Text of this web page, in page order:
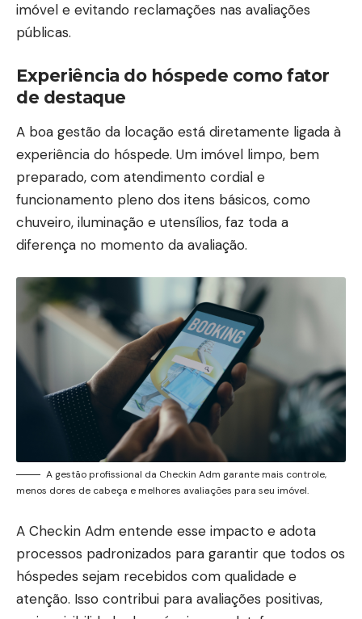
imóvel e evitando reclamações nas avaliações
públicas.
Experiência do hóspede como fator
de destaque
A boa gestão da locação está diretamente ligada à
experiência do hóspede. Um imóvel limpo, bem
preparado, com atendimento cordial e
funcionamento pleno dos itens básicos, como
chuveiro, iluminação e utensílios, faz toda a
diferença no momento da avaliação.
A gestão profissional da Checkin Adm garante mais controle,
menos dores de cabeça e melhores avaliações para seu imóvel.
A Checkin Adm entende esse impacto e adota
processos padronizados para garantir que todos os
hóspedes sejam recebidos com qualidade e
atenção. Isso contribui para avaliações positivas,